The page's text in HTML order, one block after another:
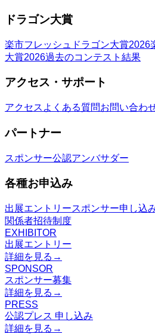
ドラゴン大賞
楽市フレッシュドラゴン大賞2026
大賞2026過去のコンテスト結果
アクセス・サポート
アクセス よくある質問お問い合わ
パートナー
スポンサー公認アンバサダー
各種お申込み
出展エントリースポンサー申し込
関係者招待制度
EXHIBITOR
出展エントリー
詳細を見る →
SPONSOR
スポンサー募集
詳細を見る →
PRESS
公認プレス 申し込み
詳細を見る →